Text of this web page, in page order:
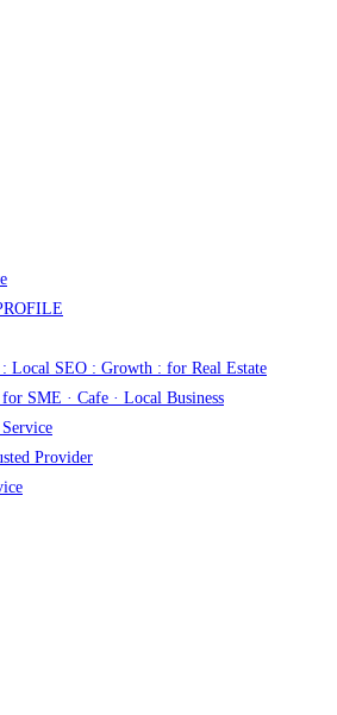
Local SEO : Growth : for Real Estate
SME · Cafe · Local Business
Provider